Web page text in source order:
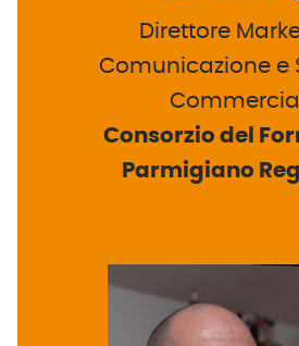
Direttore
Comunicazione e
Consorzio del
Parmigiano